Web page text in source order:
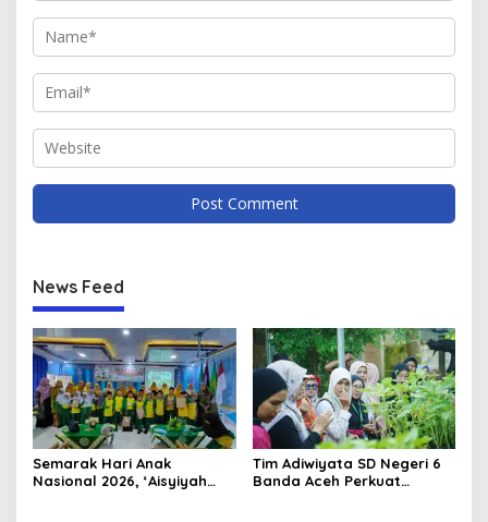
News Feed
Semarak Hari Anak
Nasional 2026, ‘Aisyiyah
Tim Adiwiyata SD Negeri 6
Banda Aceh Perkuat